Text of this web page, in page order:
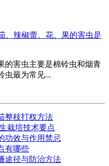
、辣椒蕾、花、果的害虫是
的害虫主要是棉铃虫和烟青
虫最为常见...
整枝打杈方法
栽培技术要点
功效与作用禁忌
有哪些
途径与防治方法